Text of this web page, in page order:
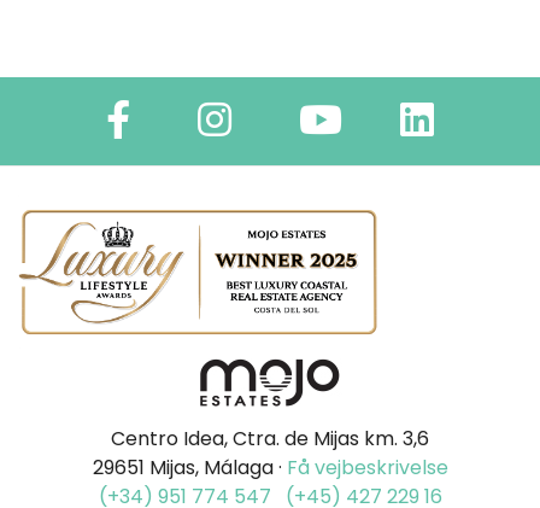
Centro Idea, Ctra. de Mijas km. 3,6
29651 Mijas, Málaga · Få vejbeskrivelse
(+34) 951 774 547
(+45) 427 229 16